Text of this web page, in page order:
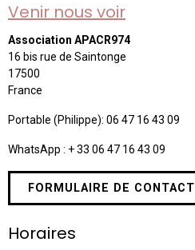
Venir nous voir
Association APACR974
16 bis rue de Saintonge
17500
France
Portable (Philippe): 06 47 16 43 09
WhatsApp : + 33 06 47 16 43 09
FORMULAIRE DE CONTACT
Horaires